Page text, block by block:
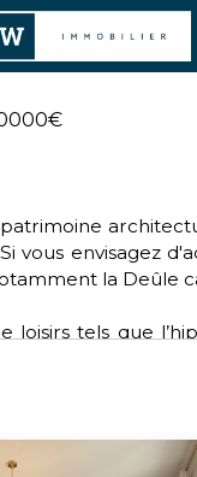
vous envisagez
la Deûle
tels que
Lille offre une
de santé,